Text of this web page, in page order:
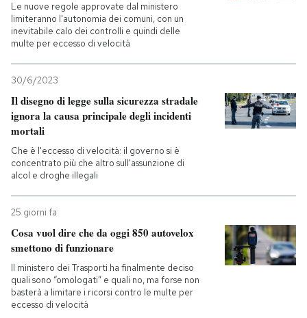
Le nuove regole approvate dal ministero
limiteranno l'autonomia dei comuni, con un
inevitabile calo dei controlli e quindi delle
multe per eccesso di velocità
30/6/2023
Il disegno di legge sulla sicurezza stradale
ignora la causa principale degli incidenti
mortali
Che è l'eccesso di velocità: il governo si è
concentrato più che altro sull'assunzione di
alcol e droghe illegali
25 giorni fa
Cosa vuol dire che da oggi 850 autovelox
smettono di funzionare
Il ministero dei Trasporti ha finalmente deciso
quali sono “omologati” e quali no, ma forse non
basterà a limitare i ricorsi contro le multe per
eccesso di velocità